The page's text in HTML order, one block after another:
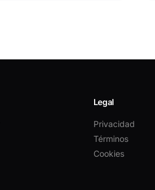
Legal
Privacidad
Términos
Cookies